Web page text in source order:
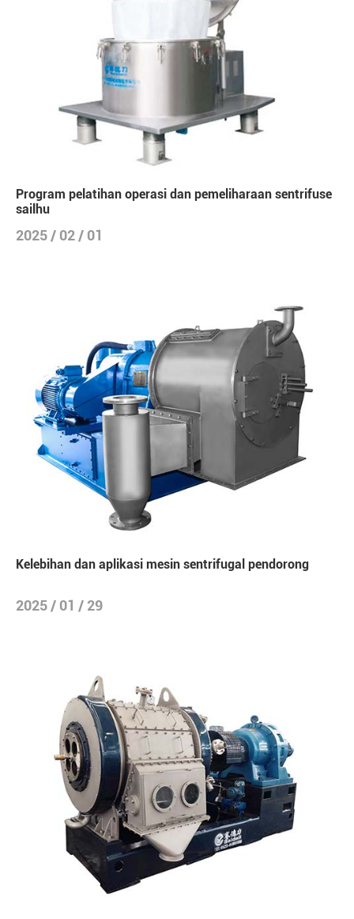
Program pelatihan operasi dan pemeliharaan sentrifuse
sailhu
2025 / 02 / 01
Kelebihan dan aplikasi mesin sentrifugal pendorong
2025 / 01 / 29